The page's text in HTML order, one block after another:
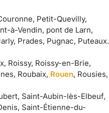
Petit-Quevilly,
à-Vendin, pont de Larn,
Prades, Pugnac, Puteaux.
Roissy, Roissy-en-Brie,
Roubaix, Rouen, Rousies,
Saint-Aubin-lès-Elbeuf,
Saint-Étienne-du-